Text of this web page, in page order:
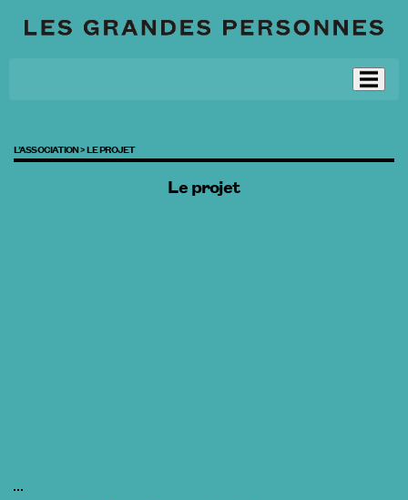
L’ASSOCIATION >LE PROJET
Le projet